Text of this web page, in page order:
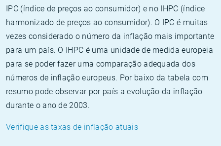
IPC (índice de preços ao consumidor) e no IHPC (índice
harmonizado de preços ao consumidor). O IPC é muitas
vezes considerado o número da inflação mais importante
para um país. O IHPC é uma unidade de medida europeia
para se poder fazer uma comparação adequada dos
números de inflação europeus. Por baixo da tabela com
resumo pode observar por país a evolução da inflação
durante o ano de 2003.
Verifique as taxas de inflação atuais